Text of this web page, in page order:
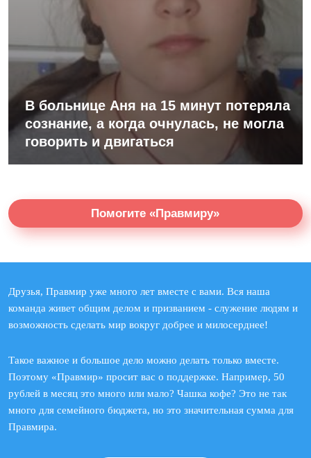
В больнице Аня на 15 минут потеряла
сознание, а когда очнулась, не могла
говорить и двигаться
Помогите «Правмиру»
Друзья, Правмир уже много лет вместе с вами. Вся наша
команда живет общим делом и призванием - служение людям и
возможность сделать мир вокруг добрее и милосерднее!
Такое важное и большое дело можно делать только вместе.
Поэтому «Правмир» просит вас о поддержке. Например, 50
рублей в месяц это много или мало? Чашка кофе? Это не так
много для семейного бюджета, но это значительная сумма для
Правмира.